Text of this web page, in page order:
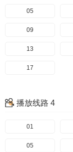
05
09
13
17
播放线路 4
01
05